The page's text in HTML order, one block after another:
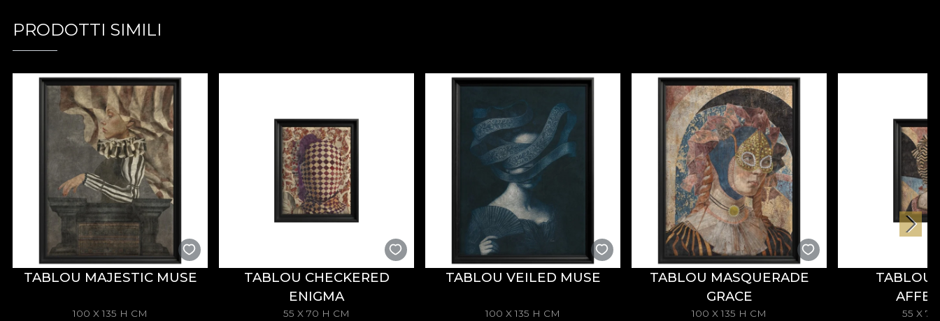
PRODOTTI SIMILI
TABLOU MAJESTIC MUSE
100 X 135 H CM
TABLOU CHECKERED
ENIGMA
55 X 70 H CM
TABLOU VEILED MUSE
100 X 135 H CM
TABLOU MASQUERADE
GRACE
100 X 135 H CM
TABLOU
55 X